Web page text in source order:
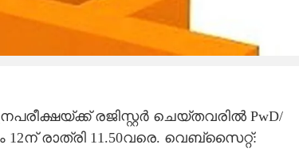
രജിസ്റ്റർ ചെയ്തവരിൽ PwD/
രാത്രി 11.50വരെ. വെബ്സൈറ്റ്: